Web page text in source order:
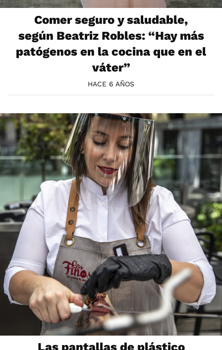
Comer seguro y saludable,
según Beatriz Robles: “Hay más
patógenos en la cocina que en el
váter”
HACE 6 AÑOS
Las pantallas de plástico